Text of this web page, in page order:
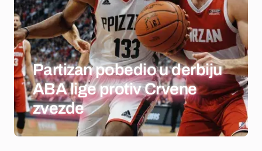
Partizan pobedio u derbiju
ABA lige protiv Crvene
zvezde